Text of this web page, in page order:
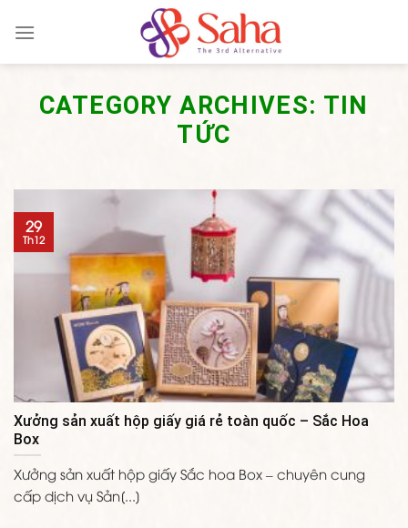
CATEGORY ARCHIVES: TIN
TỨC
Xưởng sản xuất hộp giấy giá rẻ toàn quốc – Sắc Hoa
Box
Xưởng sản xuất hộp giấy Sắc hoa Box – chuyên cung
cấp dịch vụ Sản[...]
29
Th12